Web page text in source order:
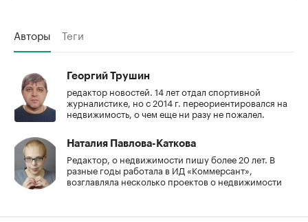
Авторы Теги
Георгий Трушин
редактор новостей. 14 лет отдал спортивной
журналистике, но с 2014 г. переориентировался на
недвижимость, о чем еще ни разу не пожалел.
Наталия Павлова-Каткова
Редактор, о недвижимости пишу более 20 лет. В
разные годы работала в ИД «Коммерсант»,
возглавляла несколько проектов о недвижимости